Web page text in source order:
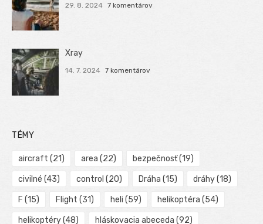
29. 8. 2024 7 komentárov
Xray
14. 7. 2024 7 komentárov
TÉMY
aircraft (21) area (22) bezpečnosť(19)
civilné (43) control (20) Dráha (15) dráhy(18)
F (15) Flight (31) heli (59) helikoptéra (54)
helikoptéry(48) hláskovacia abeceda (92)